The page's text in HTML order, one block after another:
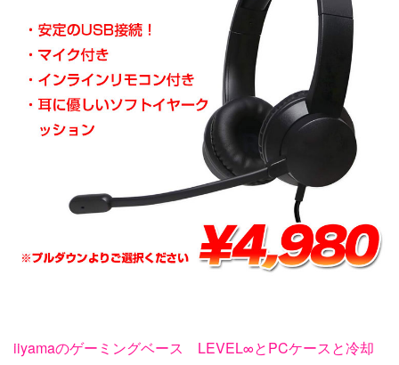
iiyamaのゲーミングベース LEVEL∞とPCケースと冷却